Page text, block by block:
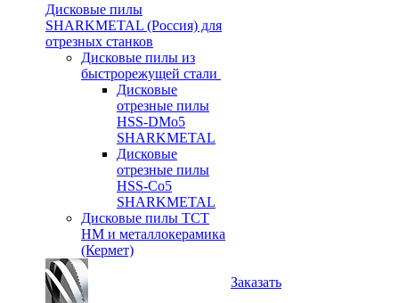
Дисковые пилы
SHARKMETAL (Россия) для
отрезных станков
Дисковые пилы из
быстрорежущей стали
Дисковые
отрезные пилы
HSS-DMo5
SHARKMETAL
Дисковые
отрезные пилы
HSS-Co5
SHARKMETAL
Дисковые пилы ТСТ
НМ и металлокерамика
(Кермет)
Заказать